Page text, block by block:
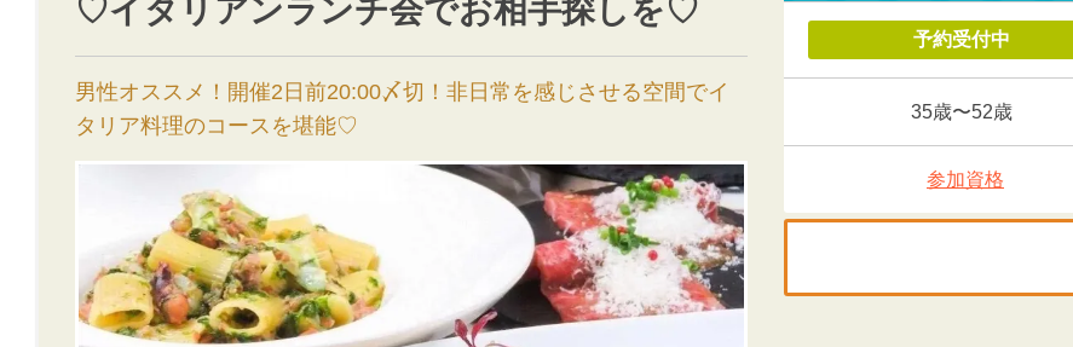
♡イタリアンランチ会でお相手探しを♡
男性オススメ！開催2日前20:00〆切！非日常を感じさせる空間でイ
タリア料理のコースを堪能♡
予約受付中
35歳〜52歳
参加資格